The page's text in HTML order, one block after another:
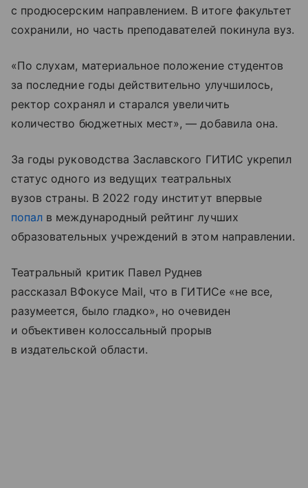
с продюсерским направлением. В итоге факультет
сохранили, но часть преподавателей покинула вуз.
«По слухам, материальное положение студентов
за последние годы действительно улучшилось,
ректор сохранял и старался увеличить
количество бюджетных мест», — добавила она.
За годы руководства Заславского ГИТИС укрепил
статус одного из ведущих театральных
вузов страны. В 2022 году институт впервые
попал в международный рейтинг лучших
образовательных учреждений в этом направлении.
Театральный критик Павел Руднев
рассказал ВФокусе Mail, что в ГИТИСе «не все,
разумеется, было гладко», но очевиден
и объективен колоссальный прорыв
в издательской области.